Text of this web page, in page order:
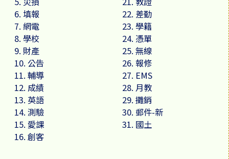
行事曆
6. 填報
7. 網電
8. 學校
9. 財產
10. 公告
11. 輔導
12. 成績
13. 英語
14. 測驗
15. 愛課
16. 創客
22. 差勤
23. 學籍
24. 憑單
25. 無線
26. 報修
27. EMS
28. 月教
29. 攤銷
30. 郵件-新
31. 國土